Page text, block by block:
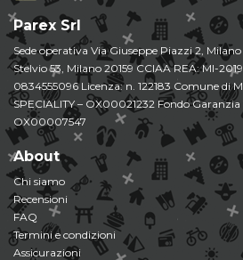
Parex Srl
Sede operativa Via Giuseppe Piazzi 2, Milano
Stelvio 53, Milano 20159 CCIAA REA: MI-
0834555096 Licenza: n. 122183 Comune di
SPECIALITY – OX00021232 Fondo
OX00007547
About
Chi siamo
Recensioni
FAQ
Termini e condizioni
Assicurazioni